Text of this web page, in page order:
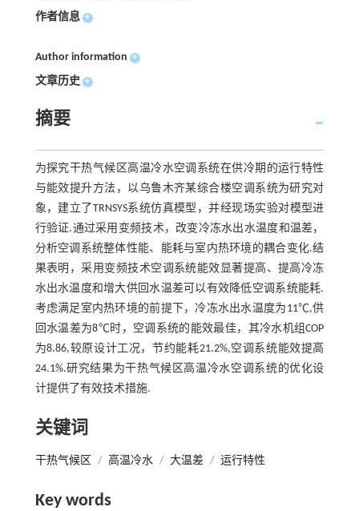
作者信息 +
Author information +
文章历史 +
摘要
为探究干热气候区高温冷水空调系统在供冷期的运行特性
与能效提升方法，以乌鲁木齐某综合楼空调系统为研究对
象，建立了TRNSYS系统仿真模型，并经现场实验对模型进
行验证.通过采用变频技术，改变冷冻水出水温度和温差，
分析空调系统整体性能、能耗与室内热环境的耦合变化.结
果表明，采用变频技术空调系统能效显著提高、提高冷冻
水出水温度和增大供回水温差可以有效降低空调系统能耗.
考虑满足室内热环境的前提下，冷冻水出水温度为11℃,供
回水温差为8℃时，空调系统的能效最佳，其冷水机组COP
为8.86,较原设计工况，节约能耗21.2%,空调系统能效提高
24.1%.研究结果为干热气候区高温冷水空调系统的优化设
计提供了有效技术措施.
关键词
干热气候区 / 高温冷水 / 大温差 / 运行特性
Key words